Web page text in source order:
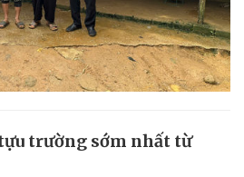
trường sớm nhất từ